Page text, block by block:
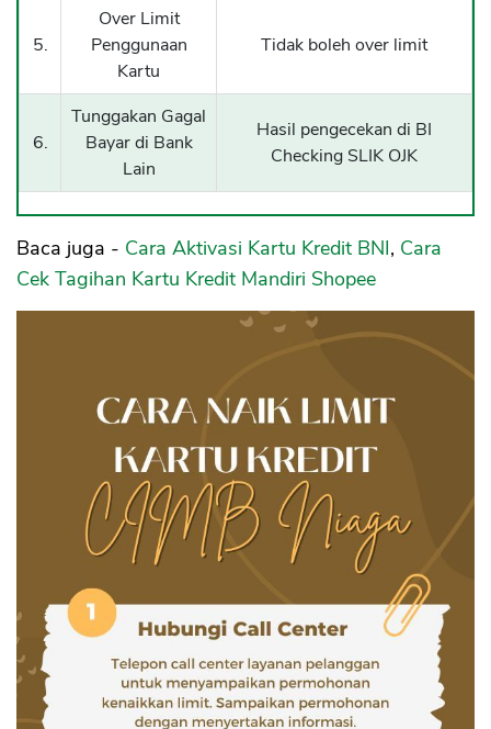
5.
Over Limit
Penggunaan
Kartu
Tidak boleh over limit
6.
Tunggakan Gagal
Bayar di Bank
Lain
Hasil pengecekan di BI
Checking SLIK OJK
Baca juga - Cara Aktivasi Kartu Kredit BNI, Cara
Cek Tagihan Kartu Kredit Mandiri Shopee